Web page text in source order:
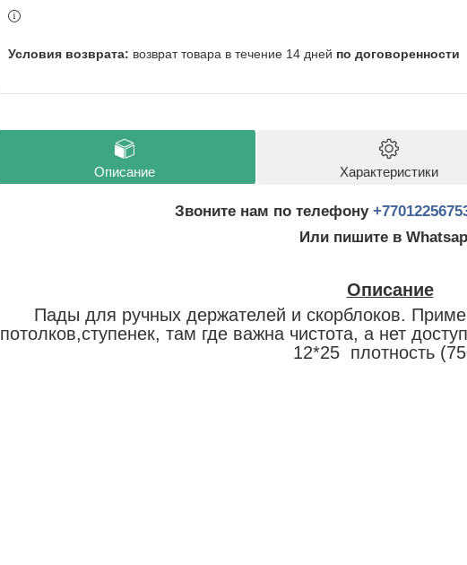
возврат товара в течение 14 дней по договоренности
Описание Характеристики
Звоните нам по телефону
Или пишите в
Описание
Пады для ручных держателей и скорблоков.
потолков,ступенек, там где важна чистота, а нет
12*25 плотность